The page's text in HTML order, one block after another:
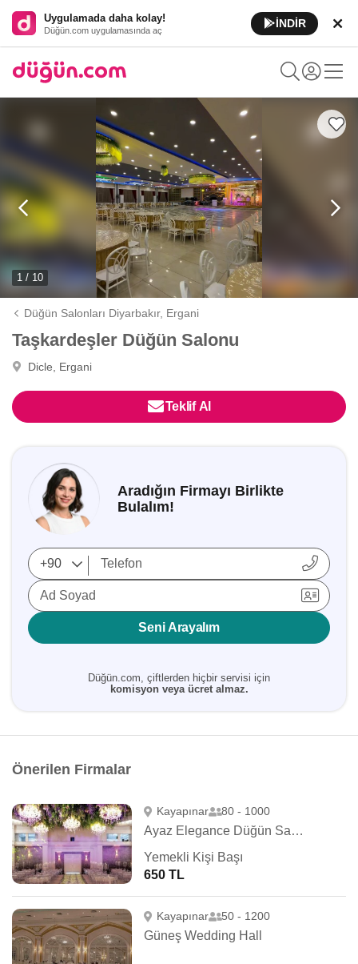
Uygulamada daha kolay!
Düğün.com uygulamasında aç
İNDİR
1 / 10
Düğün Salonları Diyarbakır, Ergani
Taşkardeşler Düğün Salonu
Dicle, Ergani
Teklif Al
Aradığın Firmayı Birlikte
Bulalım!
Ad Soyad
Seni Arayalım
Düğün.com, çiftlerden hiçbir servisi için
komisyon veya ücret almaz.
Önerilen Firmalar
Kayapınar 80 - 1000
Ayaz Elegance Düğün Salonu
Yemekli Kişi Başı
650 TL
Kayapınar 50 - 1200
Güneş Wedding Hall